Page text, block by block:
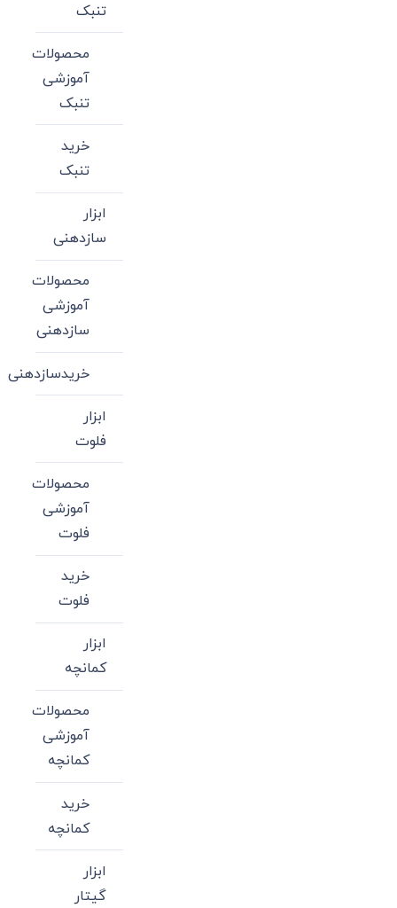
تنبک
محصولات
آموزشی
تنبک
خرید
تنبک
ابزار
سازدهنی
محصولات
آموزشی
سازدهنی
خریدسازدهنی
ابزار
فلوت
محصولات
آموزشی
فلوت
خرید
فلوت
ابزار
کمانچه
محصولات
آموزشی
کمانچه
خرید
کمانچه
ابزار
گیتار